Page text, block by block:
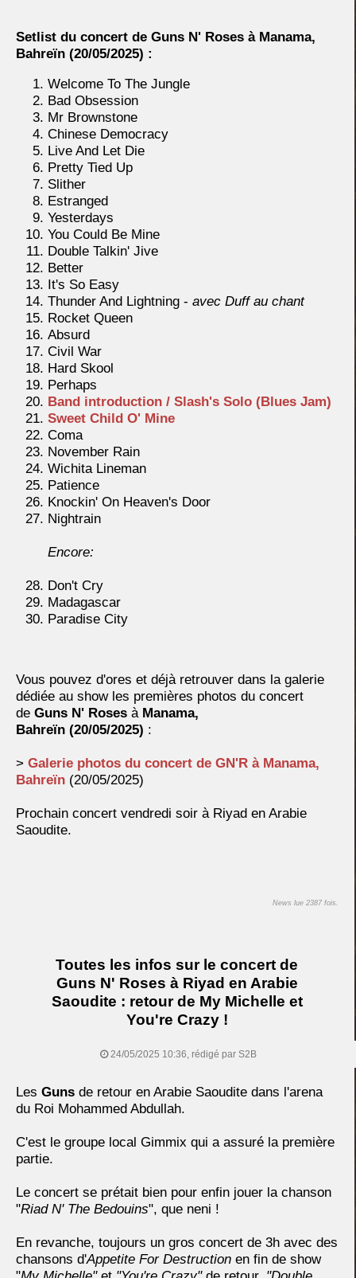
Setlist du concert de Guns N' Roses à Manama,
Bahreïn (20/05/2025) :
Welcome To The Jungle
Bad Obsession
Mr Brownstone
Chinese Democracy
Live And Let Die
Pretty Tied Up
Slither
Estranged
Yesterdays
You Could Be Mine
Double Talkin' Jive
Better
It's So Easy
Thunder And Lightning - avec Duff au chant
Rocket Queen
Absurd
Civil War
Hard Skool
Perhaps
Band introduction / Slash's Solo (Blues Jam)
Sweet Child O' Mine
Coma
November Rain
Wichita Lineman
Patience
Knockin' On Heaven's Door
Nightrain
Encore:
Don't Cry
Madagascar
Paradise City
Vous pouvez d'ores et déjà retrouver dans la galerie
dédiée au show les premières photos du concert
de Guns N' Roses à Manama,
Bahreïn (20/05/2025) :
> Galerie photos du concert de GN'R à Manama,
Bahreïn (20/05/2025)
Prochain concert vendredi soir à Riyad en Arabie
Saoudite.
News lue 2387 fois.
Toutes les infos sur le concert de
Guns N' Roses à Riyad en Arabie
Saoudite : retour de My Michelle et
You're Crazy !
24/05/2025 10:36, rédigé par S2B
Les Guns de retour en Arabie Saoudite dans l'arena
du Roi Mohammed Abdullah.
C'est le groupe local Gimmix qui a assuré la première
partie.
Le concert se prétait bien pour enfin jouer la chanson
"Riad N' The Bedouins", que neni !
En revanche, toujours un gros concert de 3h avec des
chansons d'Appetite For Destruction en fin de show